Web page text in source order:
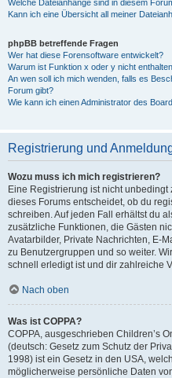
Welche Dateianhänge sind in diesem
Kann ich eine Übersicht all meiner
phpBB betreffende Fragen
Wer hat diese Forensoftware entwickelt?
Warum ist Funktion x oder y nicht
An wen soll ich mich wenden, falls es
Forum gibt?
Wie kann ich einen Administrator des
Registrierung und
Wozu muss ich mich registrieren?
Eine Registrierung ist nicht
dieses Forums entscheidet, ob du
schreiben. Auf jeden Fall erhältst du
zusätzliche Funktionen, die Gästen
Avatarbilder, Private Nachrichten, E-
zu Benutzergruppen und so weiter.
schnell erledigt ist und dir zahlreiche
Nach oben
Was ist COPPA?
COPPA, ausgeschrieben Children’s
(deutsch: Gesetz zum Schutz der
1998) ist ein Gesetz in den USA,
möglicherweise persönliche Daten